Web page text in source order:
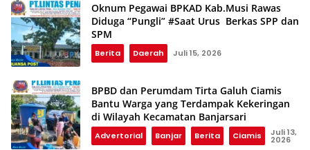
Oknum Pegawai BPKAD Kab.Musi Rawas
Diduga “Pungli” #Saat Urus Berkas SPP dan
SPM
Berita Daerah Juli 15, 2026
BPBD dan Perumdam Tirta Galuh Ciamis
Bantu Warga yang Terdampak Kekeringan
di Wilayah Kecamatan Banjarsari
Advertorial Banjar Berita Ciamis Juli 13,
2026